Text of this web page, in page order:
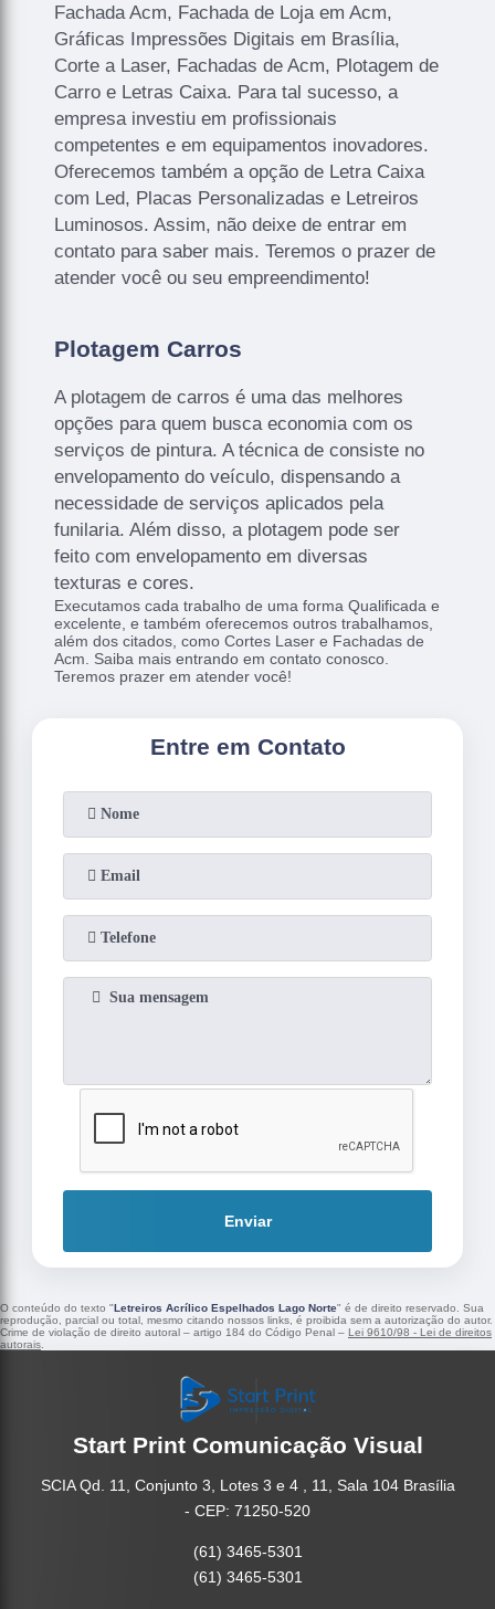
Fachada Acm, Fachada de Loja em Acm,
Gráficas Impressões Digitais em Brasília,
Corte a Laser, Fachadas de Acm, Plotagem de
Carro e Letras Caixa. Para tal sucesso, a
empresa investiu em profissionais
competentes e em equipamentos inovadores.
Oferecemos também a opção de Letra Caixa
com Led, Placas Personalizadas e Letreiros
Luminosos. Assim, não deixe de entrar em
contato para saber mais. Teremos o prazer de
atender você ou seu empreendimento!
Plotagem Carros
A plotagem de carros é uma das melhores
opções para quem busca economia com os
serviços de pintura. A técnica de consiste no
envelopamento do veículo, dispensando a
necessidade de serviços aplicados pela
funilaria. Além disso, a plotagem pode ser
feito com envelopamento em diversas
texturas e cores.
Executamos cada trabalho de uma forma Qualificada e
excelente, e também oferecemos outros trabalhamos,
além dos citados, como Cortes Laser e Fachadas de
Acm. Saiba mais entrando em contato conosco.
Teremos prazer em atender você!
Entre em Contato
Enviar
O conteúdo do texto "Letreiros Acrílico Espelhados Lago Norte" é de direito reservado. Sua
reprodução, parcial ou total, mesmo citando nossos links, é proibida sem a autorização do autor.
Crime de violação de direito autoral – artigo 184 do Código Penal – Lei 9610/98 - Lei de direitos
autorais
Start Print Comunicação Visual
SCIA Qd. 11, Conjunto 3, Lotes 3 e 4 , 11, Sala 104 Brasília
- CEP: 71250-520
(61) 3465-5301
(61) 3465-5301